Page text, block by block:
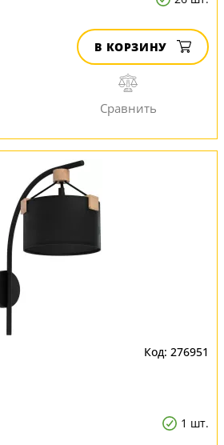
В КОРЗИНУ
276951
1 шт.